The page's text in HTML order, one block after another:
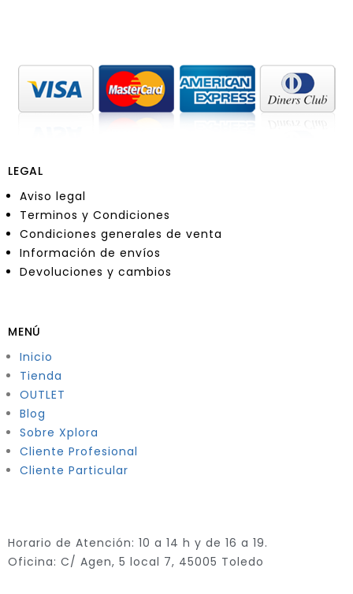
LEGAL
Aviso legal
Terminos y Condiciones
Condiciones generales de venta
Información de envíos
Devoluciones y cambios
MENÚ
Inicio
Tienda
OUTLET
Blog
Sobre Xplora
Cliente Profesional
Cliente Particular
Horario de Atención: 10 a 14 h y de 16 a 19.
Oficina: C/ Agen, 5 local 7, 45005 Toledo